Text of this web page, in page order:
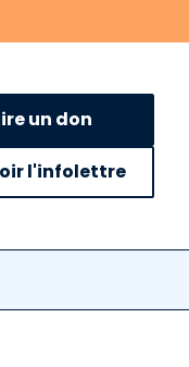
un don
l'infolettre